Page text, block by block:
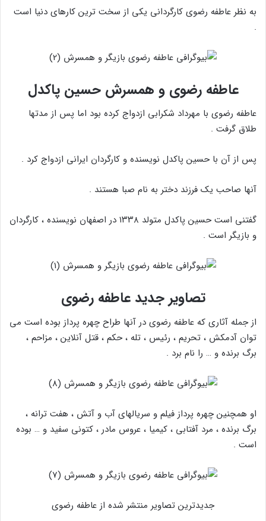
به نظر عاطفه رضوی کارگردانی یکی از سخت ترین کارهای دنیا است
.
عاطفه رضوی و همسرش حسین پاکدل
عاطفه رضوی با مهرداد شکرابی ازدواج کرده بود اما پس از مدتها
طلاق گرفت .
پس از آن با حسین پاکدل نویسنده و کارگردان ایرانی ازدواج کرد .
آنها صاحب یک فرزند دختر به نام صبا هستند .
گفتنی است حسین پاکدل متولد ۱۳۳۸ در اصفهان نویسنده ، کارگردان
و بازیگر است .
تصاویر جدید عاطفه رضوی
از جمله آثاری که عاطفه رضوی در آنها طراح چهره پرداز بوده است می
توان آدمکش ، تحریم ، رئیس ، تله ، حکم ، قتل آنلاین ، مزاحم ،
برگ برنده و … را نام برد .
او همچنین چهره پرداز فیلم و سریالهای آب و آتش ، هفت ترانه ،
برگ برنده ، مرد آفتابی ، کیمیا ، عروس مادر ، کتونی سفید و … بوده
است .
جدیدترین تصاویر منتشر شده از عاطفه رضوی